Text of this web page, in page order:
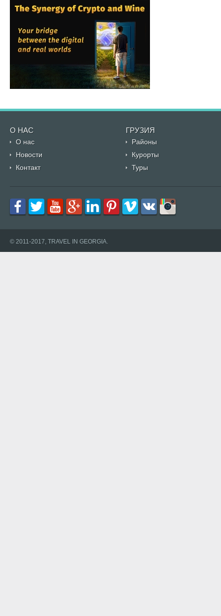
О НАС ГРУЗИЯ
О нас
Районы
Новости
Курорты
Контакт
Туры
© 2011-2017, TRAVEL IN GEORGIA.